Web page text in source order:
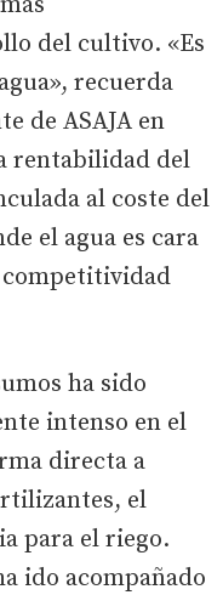
del cultivo. «Es
recuerda
de ASAJA en
rentabilidad del
al coste del
el agua es cara
ha sido
intenso en el
directa a
el
para el riego.
ido acompañado